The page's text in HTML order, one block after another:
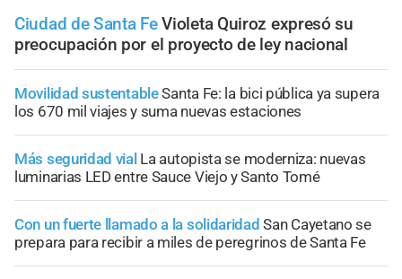
Ciudad de Santa Fe Violeta Quiroz expresó su
preocupación por el proyecto de ley nacional
Movilidad sustentableSanta Fe: la bici pública ya supera
los 670 mil viajes y suma nuevas estaciones
Más seguridad vial La autopista se moderniza: nuevas
luminarias LED entre Sauce Viejo y Santo Tomé
Con un fuerte llamado a la solidaridad San Cayetano se
prepara para recibir a miles de peregrinos de Santa Fe